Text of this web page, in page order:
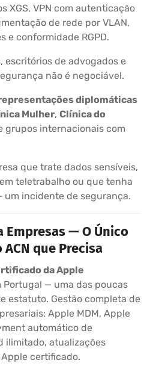
XGS, VPN com autenticação
de rede por VLAN,
e conformidade RGPD.
escritórios de advogados e
não é negociável.
diplomáticas
Mulher, Clínica do
grupos internacionais com
que trate dados sensíveis,
teletrabalho ou que tenha
incidente de segurança.
Empresas — O Único
que Precisa
da Apple
Portugal — uma das poucas
estatuto. Gestão completa de
Apple MDM, Apple
automático de
ilimitado, atualizações
certificado.